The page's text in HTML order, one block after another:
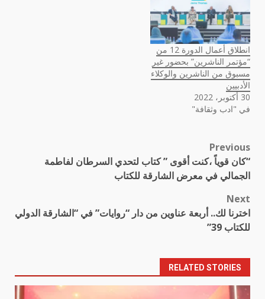
انطلاق أعمال الدورة 12 من
“مؤتمر الناشرين” بحضور غير
مسبوق من الناشرين والوكلاء
الأدبيين
30 أكتوبر، 2022
في "ادب وثقافة"
Post
navigation
Previous
“كان قوياً ،كنت أقوى ” كتاب لتحدي السرطان لفاطمة
الجمالي في معرض الشارقة للكتاب
Next
اخترنا لك.. أربعة عناوين من دار “روايات” في “الشارقة الدولي
للكتاب 39”
RELATED STORIES